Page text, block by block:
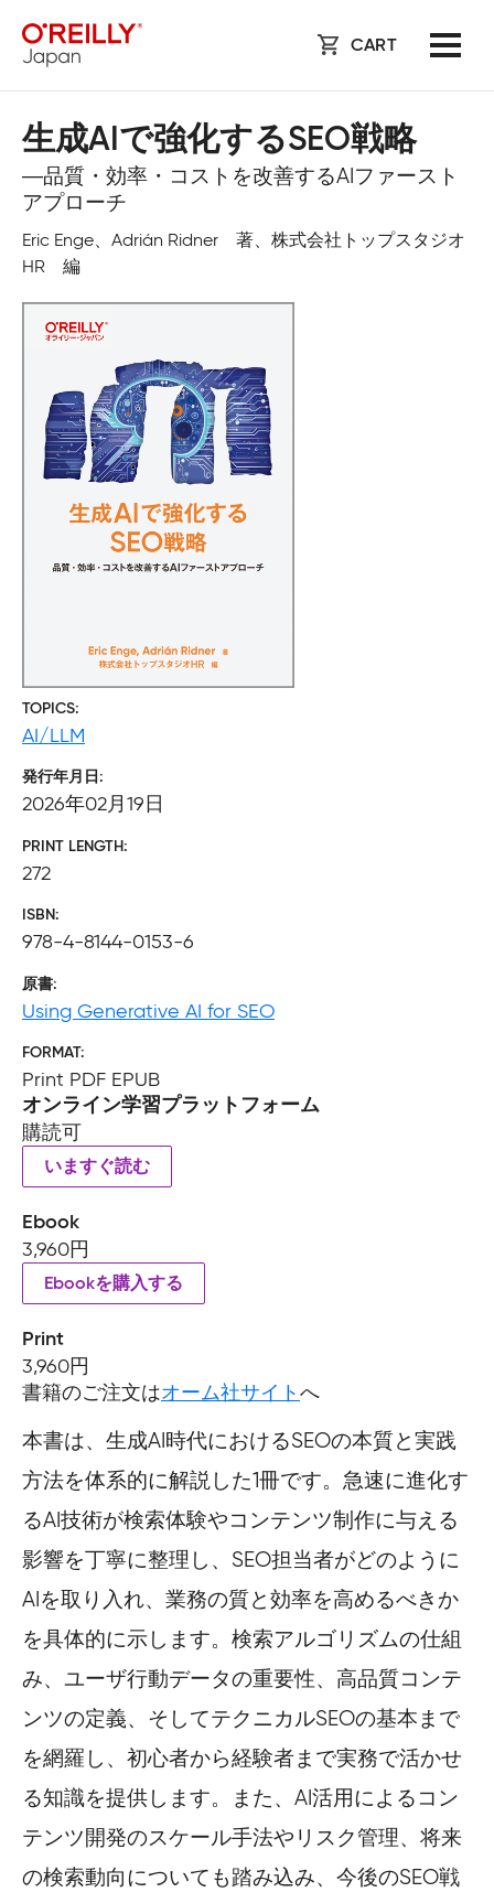
CART
生成AIで強化するSEO戦略
―品質・効率・コストを改善するAIファースト
アプローチ
Eric Enge、Adrián Ridner 著、株式会社トップスタジオ
HR 編
TOPICS
AI/LLM
発行年月日
2026年02月19日
PRINT LENGTH
272
ISBN
978-4-8144-0153-6
原書
Using Generative AI for SEO
FORMAT
Print PDF EPUB
オンライン学習プラットフォーム
購読可
いますぐ読む
Ebook
3,960円
Ebookを購入する
Print
3,960円
書籍のご注文はオーム社サイトへ
本書は、生成AI時代におけるSEOの本質と実践
方法を体系的に解説した1冊です。急速に進化す
るAI技術が検索体験やコンテンツ制作に与える
影響を丁寧に整理し、SEO担当者がどのように
AIを取り入れ、業務の質と効率を高めるべきか
を具体的に示します。検索アルゴリズムの仕組
み、ユーザ行動データの重要性、高品質コンテ
ンツの定義、そしてテクニカルSEOの基本まで
を網羅し、初心者から経験者まで実務で活かせ
る知識を提供します。また、AI活用によるコン
テンツ開発のスケール手法やリスク管理、将来
の検索動向についても踏み込み、今後のSEO戦